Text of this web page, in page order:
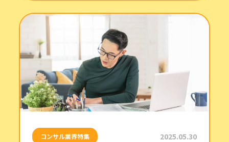
コンサル業界特集 2025.05.30